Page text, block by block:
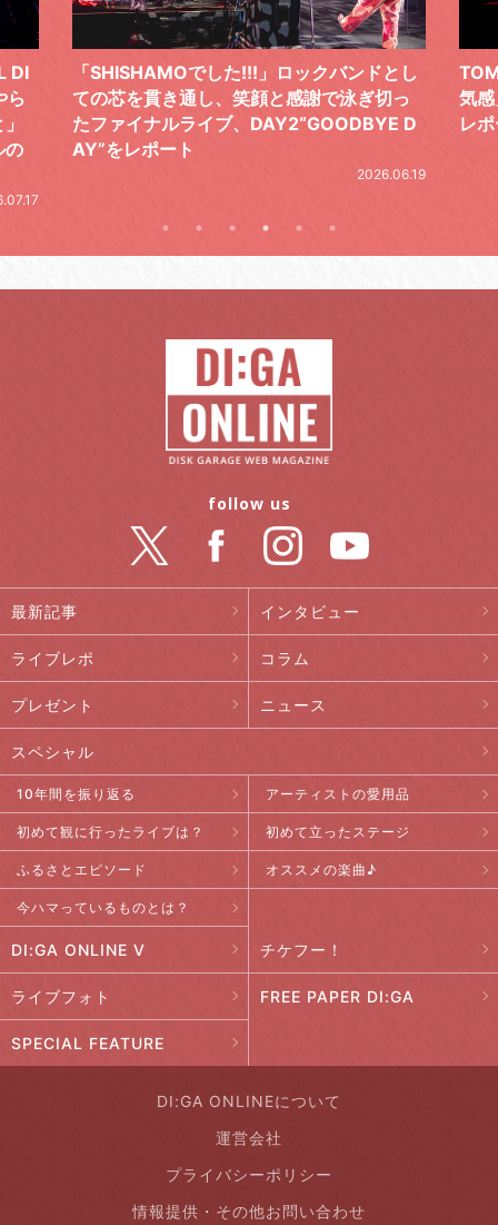
し
っ
D
TOMOO、３台の鍵盤で「6月から7月の空
気感」を鮮やかに描いた、FC限定ライブを
レポート
筋
の
と
最新記事 インタビュー
ライブレポ コラム
プレゼント ニュース
スペシャル
10年間を振り返る アーティストの愛用品
初めて観に行ったライブは？ 初めて立ったステージ
ふるさとエピソード オススメの楽曲♪
今ハマっているものとは？
DI:GA ONLINE V チケフー！
ライブフォト FREE PAPER DI:GA
SPECIAL FEATURE
follow us
DI:GA ONLINEについて
運営会社
プライバシーポリシー
情報提供・その他お問い合わせ